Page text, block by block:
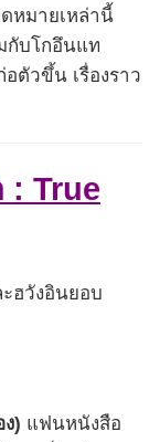
หมายเหล่านี้
กับโกอึนแท
ตัวขึ้น เรื่องราว
: True
ฮวังอินยอบ
) แฟนหนังสือ